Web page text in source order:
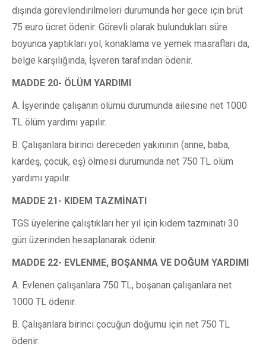
dışında görevlendirilmeleri durumunda her gece için brüt
75 euro ücret ödenir. Görevli olarak bulundukları süre
boyunca yaptıkları yol, konaklama ve yemek masrafları da,
belge karşılığında, İşveren tarafından ödenir.
MADDE 20- ÖLÜM YARDIMI
A. İşyerinde çalışanın ölümü durumunda ailesine net 1000
TL ölüm yardımı yapılır.
B. Çalışanlara birinci dereceden yakınının (anne, baba,
kardeş, çocuk, eş) ölmesi durumunda net 750 TL ölüm
yardımı yapılır.
MADDE 21- KIDEM TAZMİNATI
TGS üyelerine çalıştıkları her yıl için kıdem tazminatı 30
gün üzerinden hesaplanarak ödenir.
MADDE 22- EVLENME, BOŞANMA VE DOĞUM YARDIMI
A. Evlenen çalışanlara 750 TL, boşanan çalışanlara net
1000 TL ödenir.
B. Çalışanlara birinci çocuğun doğumu için net 750 TL
ödenir.